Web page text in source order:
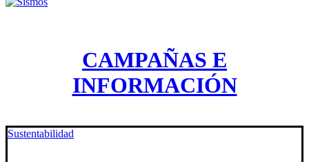
CAMPAÑAS E
INFORMACIÓN
Sustentabilidad